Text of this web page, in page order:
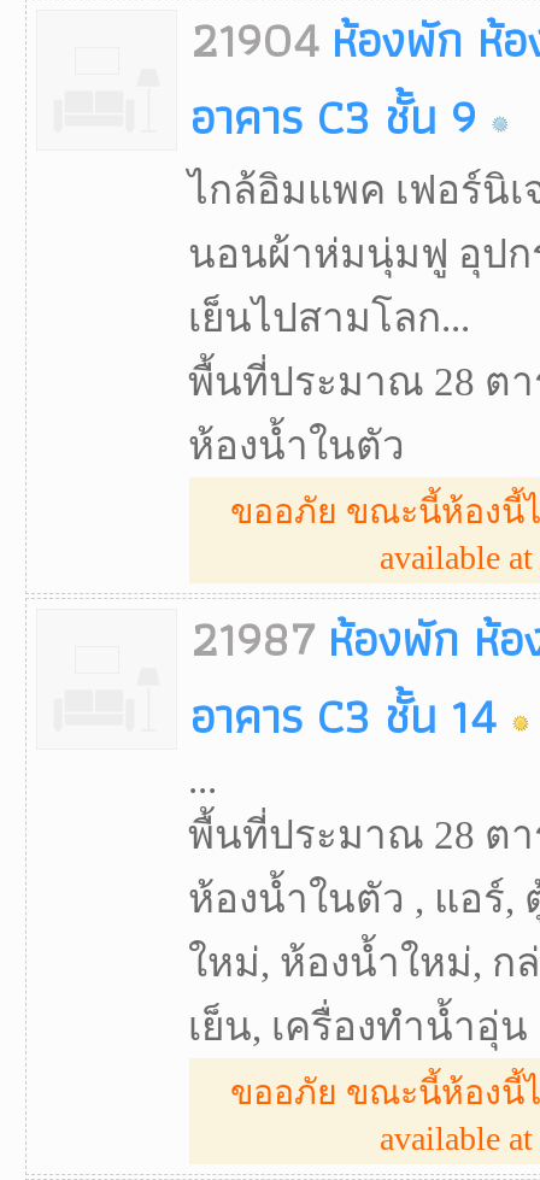
21904 ห้องพัก ห้อ
อาคาร C3 ชั้น 9
ไกล้อิมแพค เฟอร์นิเ
นอนผ้าห่มนุ่มฟู อุป
เย็นไปสามโลก...
พื้นที่ประมาณ 28 ตา
ห้องน้ำในตัว
ขออภัย ขณะนี้ห้องนี้ไ
available
21987 ห้องพัก ห้อ
อาคาร C3 ชั้น 14
...
พื้นที่ประมาณ 28 ตา
ห้องน้ำในตัว , แอร์,
ใหม่, ห้องน้ำใหม่, ก
เย็น, เครื่องทำน้ำอุ่น
ขออภัย ขณะนี้ห้องนี้ไ
available